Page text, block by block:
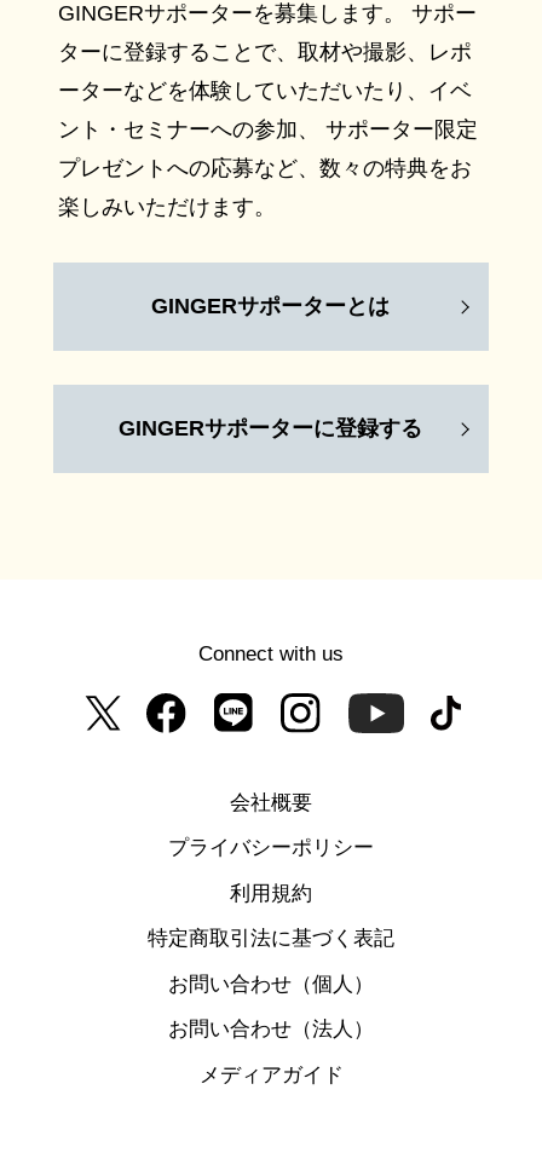
GINGERサポーターを募集します。 サポー
ターに登録することで、取材や撮影、レポ
ーターなどを体験していただいたり、イベ
ント・セミナーへの参加、 サポーター限定
プレゼントへの応募など、数々の特典をお
楽しみいただけます。
GINGERサポーターとは
GINGERサポーターに登録する
Connect with us
会社概要
プライバシーポリシー
利用規約
特定商取引法に基づく表記
お問い合わせ（個人）
お問い合わせ（法人）
メディアガイド